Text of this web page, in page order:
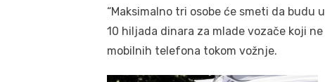
“Maksimalno tri osobe će smeti da budu
10 hiljada dinara za mlade vozače koji
mobilnih telefona tokom vožnje.